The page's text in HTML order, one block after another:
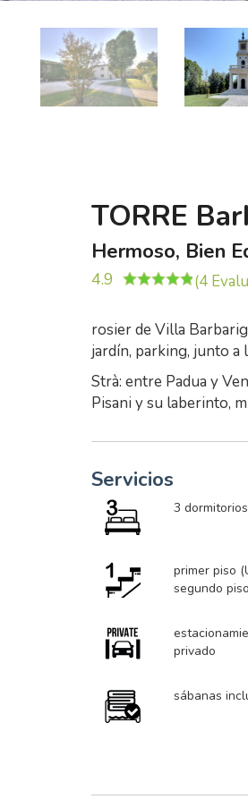
TORRE
Hermoso, Bien
4.9 (4
rosier de Villa
jardín, parking, junto a
Strà: entre Padua y
Pisani y su laberinto,
Servicios
3 dormitorios
primer piso
segundo
privado
sábanas